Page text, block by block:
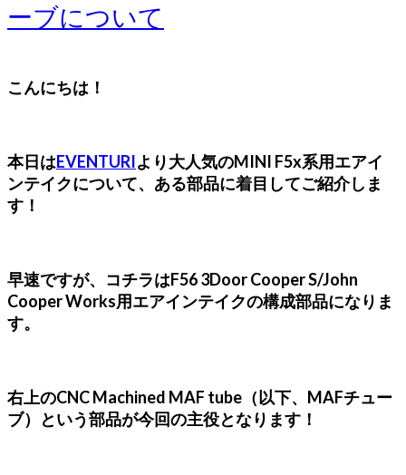
ーブについて
こんにちは！
本日はEVENTURIより大人気のMINI F5x系用エアイ
ンテイクについて、ある部品に着目してご紹介しま
す！
早速ですが、コチラはF56 3Door Cooper S/John
Cooper Works用エアインテイクの構成部品になりま
す。
右上のCNC Machined MAF tube（以下、MAFチュー
ブ）という部品が今回の主役となります！